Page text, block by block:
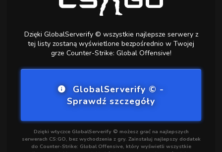
Dzięki GlobalServerify © wszystkie najlepsze serwery z
tej listy zostaną wyświetlone bezpośrednio w Twojej
grze Counter-Strike: Global Offensive!
GlobalServerify © -
Sprawdź szczegóły
Dzięki wtyczce GlobalServerify © możesz grać na najlepszych
serwerach CS:GO, bez wychodzenia z gry. Zainstaluj najlepszy dodatek
do Counter-Strike: Global Offensive, który wyświetli wszystkie